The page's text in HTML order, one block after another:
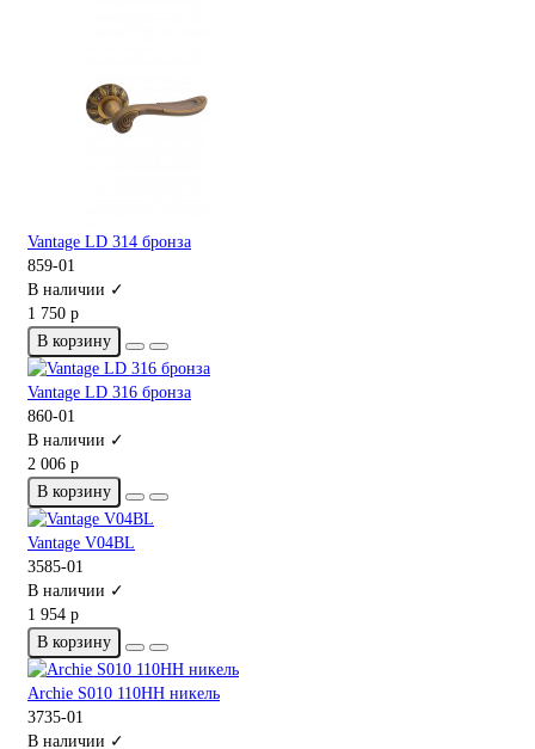
Vantage LD 314 бронза
859-01
В наличии ✓
1 750 р
В корзину
Vantage LD 316 бронза
860-01
В наличии ✓
2 006 р
В корзину
Vantage V04BL
3585-01
В наличии ✓
1 954 р
В корзину
Archie S010 110HH никель
3735-01
В наличии ✓